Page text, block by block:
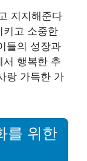
지지해준다
키고 소중한
들의 성장과
서 행복한 추
랑 가득한 가
를 위한